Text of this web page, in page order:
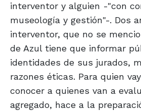
interventor y alguien -"con
museología y gestión"-. Dos
interventor, que no se
de Azul tiene que informar
identidades de sus jurados,
razones éticas. Para quien
conocer a quienes van a
agregado, hace a la